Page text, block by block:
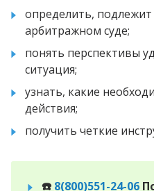
определить,
арбитражном суде;
понять перспективы
ситуация;
узнать, какие
действия;
получить четкие
☎️ 8(800)551-24-06